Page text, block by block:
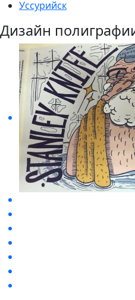
Уссурийск
Дизайн